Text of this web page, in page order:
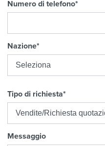
Numero di telefono*
Nazione*
Tipo di richiesta*
Messaggio